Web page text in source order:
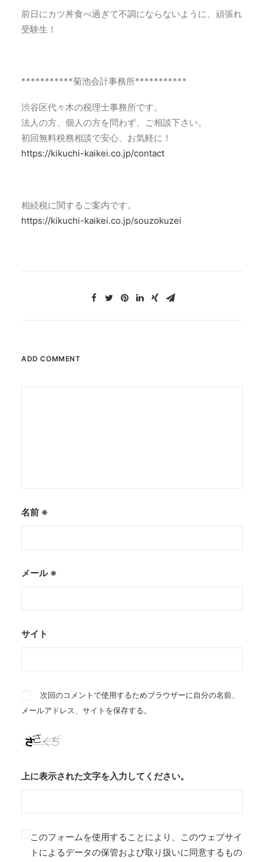
前日にカツ丼食べ過ぎて不調にならないように、頑張れ
受験生！
***********菊池会計事務所***********
渋谷区代々木の税理士事務所です。
法人の方、個人の方を問わず、ご相談下さい。
初回無料税務相談で安心、お気軽に！
https://kikuchi-kaikei.co.jp/contact
相続税に関するご案内です。
https://kikuchi-kaikei.co.jp/souzokuzei
ADD COMMENT
名前 ※
メール ※
サイト
次回のコメントで使用するためブラウザーに自分の名前、
メールアドレス、サイトを保存する。
上に表示された文字を入力してください。
このフォームを使用することにより、このウェブサイ
トによるデータの保管および取り扱いに同意するもの